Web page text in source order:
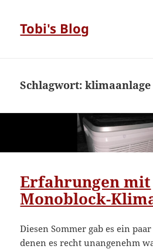
Tobi's Blog
Schlagwort:klimaanlage
Erfahrungen mit
Monoblock-
Diesen Sommer gab es ein
denen es recht unangenehm